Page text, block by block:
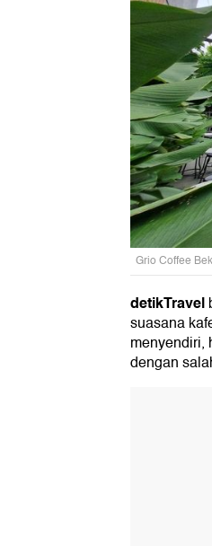
Grio Coffee
detikTravel
suasana
menyendiri,
dengan